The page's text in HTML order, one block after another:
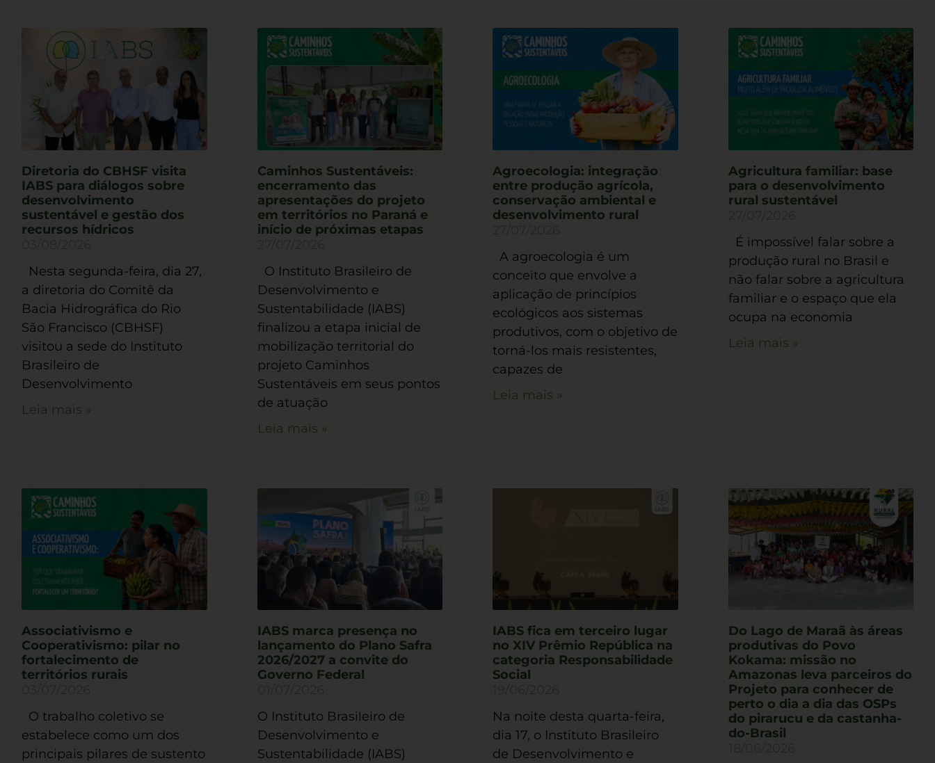
Diretoria do CBHSF visita
IABS para diálogos sobre
desenvolvimento
sustentável e gestão dos
recursos hídricos
Nesta segunda-feira, dia 27,
a diretoria do Comitê da
Bacia Hidrográfica do Rio
São Francisco (CBHSF)
visitou a sede do Instituto
Brasileiro de
Desenvolvimento
Leia mais »
Caminhos Sustentáveis:
encerramento das
apresentações do projeto
em territórios no Paraná e
início de próximas etapas
O Instituto Brasileiro de
Desenvolvimento e
Sustentabilidade (IABS)
finalizou a etapa inicial de
mobilização territorial do
projeto Caminhos
Sustentáveis em seus pontos
de atuação
Leia mais »
Agroecologia: integração
entre produção agrícola,
conservação ambiental e
desenvolvimento rural
A agroecologia é um
conceito que envolve a
aplicação de princípios
ecológicos aos sistemas
produtivos, com o objetivo de
torná-los mais resistentes,
capazes de
Leia mais »
Agricultura familiar: base
para o desenvolvimento
rural sustentável
É impossível falar sobre a
produção rural no Brasil e
não falar sobre a agricultura
familiar e o espaço que ela
ocupa na economia
Leia mais »
Associativismo e
Cooperativismo: pilar no
fortalecimento de
territórios rurais
O trabalho coletivo se
estabelece como um dos
principais pilares de sustento
IABS marca presença no
lançamento do Plano Safra
2026/2027 a convite do
Governo Federal
O Instituto Brasileiro de
Desenvolvimento e
Sustentabilidade (IABS)
IABS fica em terceiro lugar
no XIV Prêmio República na
categoria Responsabilidade
Social
Na noite desta quarta-feira,
dia 17, o Instituto Brasileiro
de Desenvolvimento e
Do Lago de Maraã às áreas
produtivas do Povo
Kokama: missão no
Amazonas leva parceiros do
Projeto para conhecer de
perto o dia a dia das OSPs
do pirarucu e da castanha-
do-Brasil